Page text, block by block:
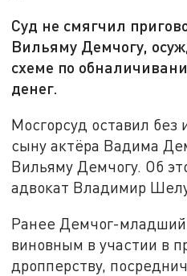
Суд не смягчил
Вильяму Демчогу,
схеме по
денег.
Мосгорсуд оставил без
сыну актёра Вадима
Вильяму Демчогу. Об
адвокат Владимир
Ранее Демчог-
виновным в участии в
дропперству,